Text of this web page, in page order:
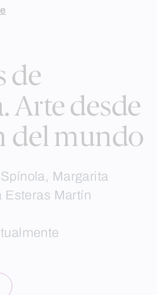
de
Arte desde
del mundo
Margarita
Esteras Martín